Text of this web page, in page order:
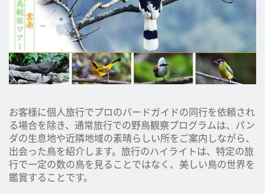
お客様に個人旅行でプロのバードガイドの同行を依頼され
る場合を除き、通常旅行での野鳥観察プログラムは、パン
ダの生息地や近隣地域の素晴らしい所をご案内しながら、
出会った鳥を紹介します。旅行のハイライトは、特定の旅
行で一定の数の鳥を見ることではなく、美しい鳥の世界を
鑑賞することです。